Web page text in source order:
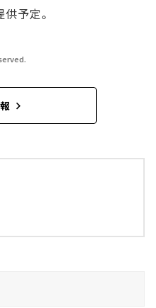
予定。